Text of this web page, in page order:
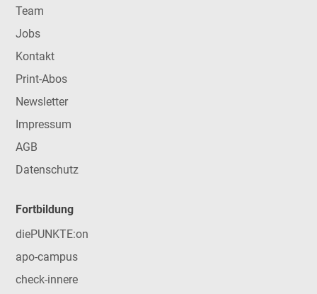
Team
Jobs
Kontakt
Print-Abos
Newsletter
Impressum
AGB
Datenschutz
Fortbildung
diePUNKTE:on
apo-campus
check-innere